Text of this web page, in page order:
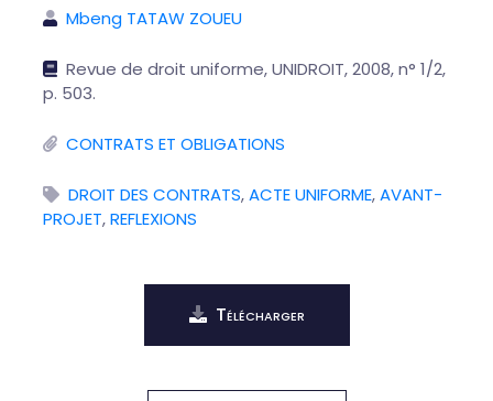
Mbeng TATAW ZOUEU
Revue de droit uniforme, UNIDROIT, 2008, n° 1/2,
p. 503.
CONTRATS ET OBLIGATIONS
DROIT DES CONTRATS,ACTE UNIFORME,AVANT-
PROJET,REFLEXIONS
Télécharger